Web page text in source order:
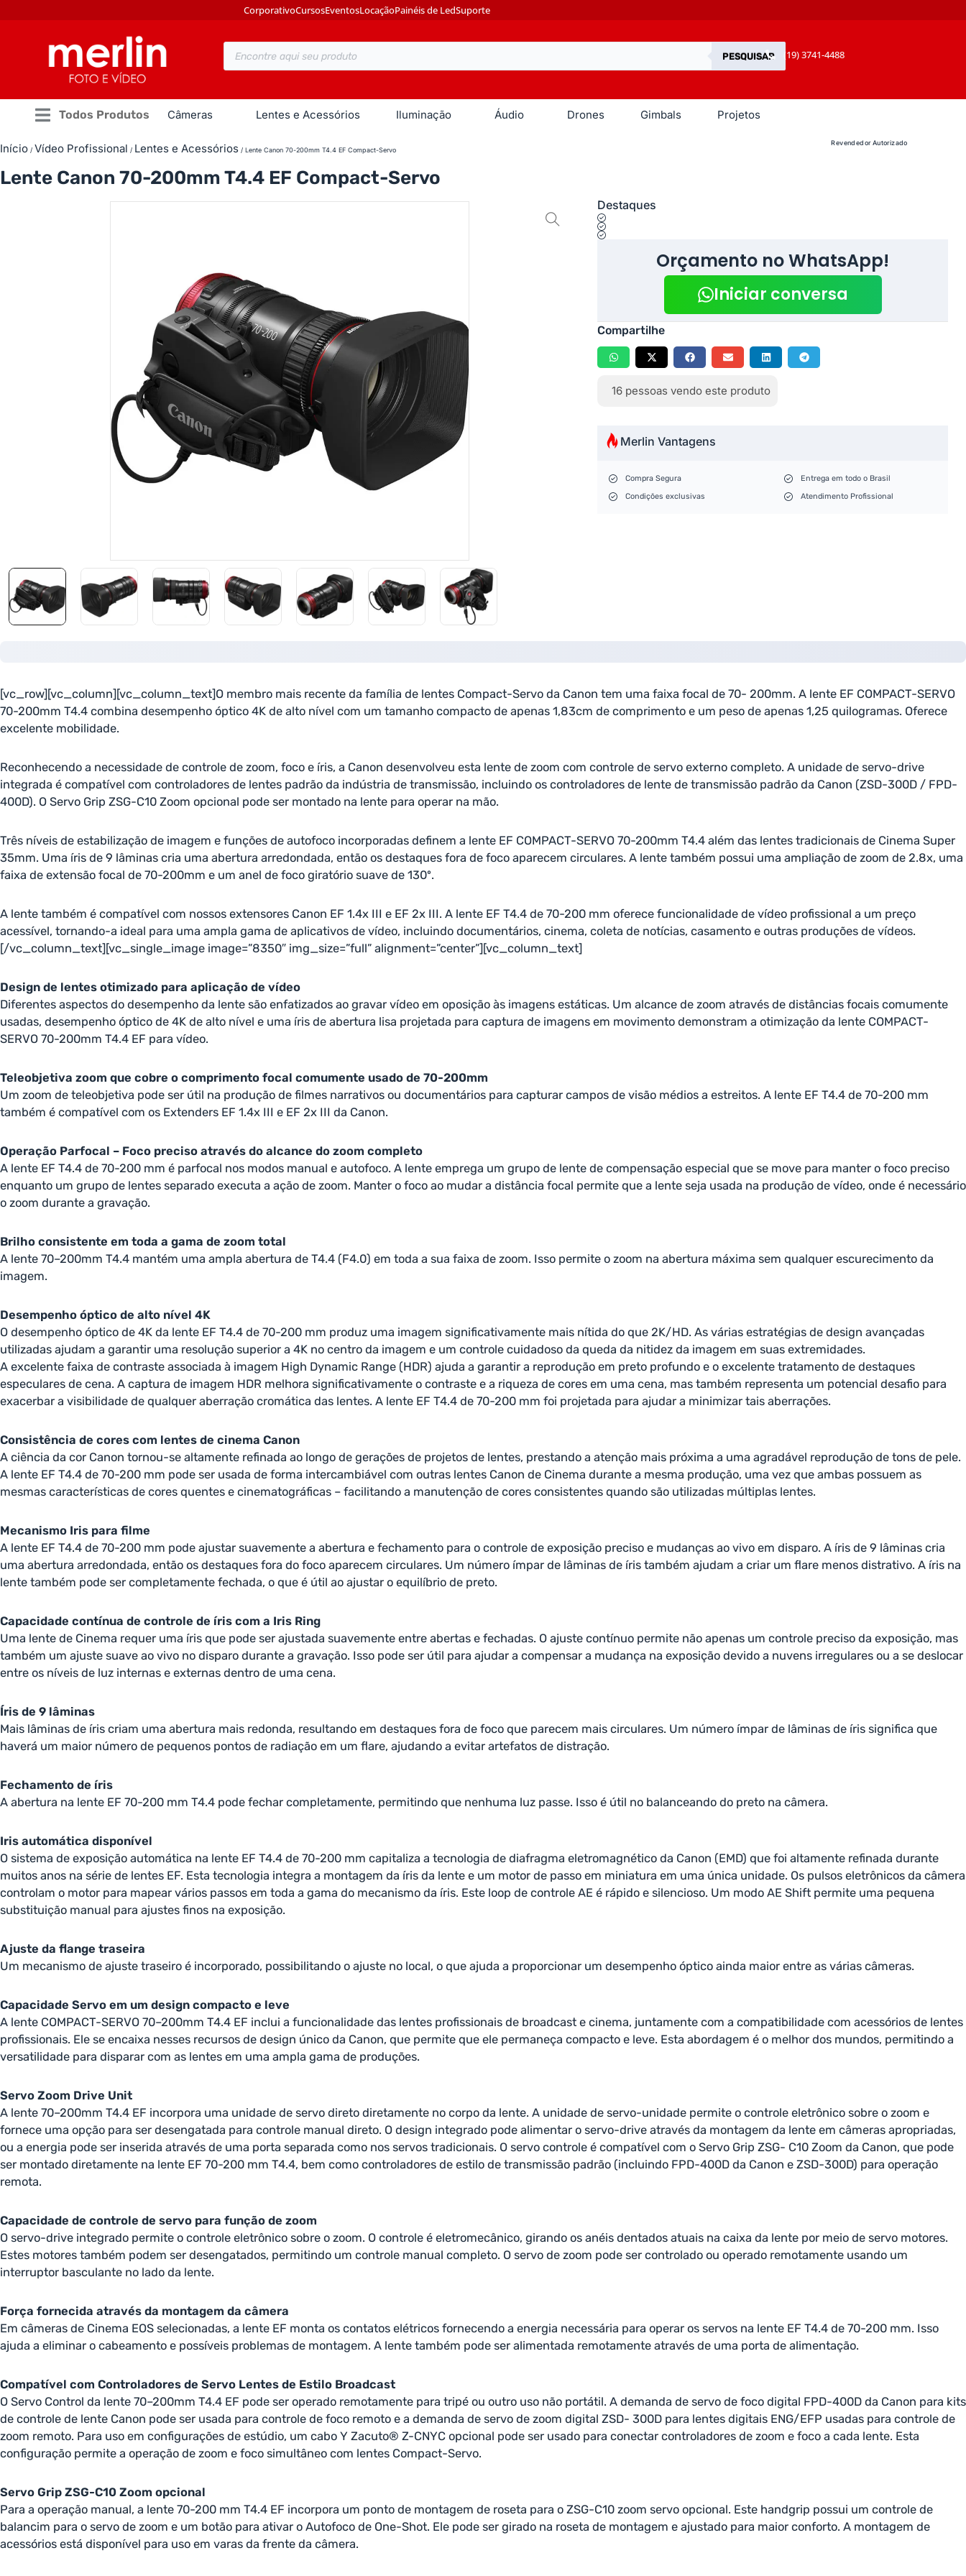
CorporativoCursosEventosLocaçãoPainéis de LedSuporte
PESQUISAR (19) 3741-4488
Todos Produtos Câmeras Lentes e Acessórios Iluminação Áudio Drones Gimbals Projetos
Início / Vídeo Profissional / Lentes e Acessórios / Lente Canon 70-200mm T4.4 EF Compact-Servo
Lente Canon 70-200mm T4.4 EF Compact-Servo
Revendedor Autorizado
Destaques
Orçamento no WhatsApp!
Iniciar conversa
Compartilhe
16 pessoas vendo este produto
Merlin Vantagens
Compra Segura
Condições exclusivas
Entrega em todo o Brasil
Atendimento Profissional
[vc_row][vc_column][vc_column_text]O membro mais recente da família de lentes Compact-Servo da Canon tem uma faixa focal de 70- 200mm. A lente EF COMPACT-SERVO
70-200mm T4.4 combina desempenho óptico 4K de alto nível com um tamanho compacto de apenas 1,83cm de comprimento e um peso de apenas 1,25 quilogramas. Oferece
excelente mobilidade.
Reconhecendo a necessidade de controle de zoom, foco e íris, a Canon desenvolveu esta lente de zoom com controle de servo externo completo. A unidade de servo-drive
integrada é compatível com controladores de lentes padrão da indústria de transmissão, incluindo os controladores de lente de transmissão padrão da Canon (ZSD-300D / FPD-
400D). O Servo Grip ZSG-C10 Zoom opcional pode ser montado na lente para operar na mão.
Três níveis de estabilização de imagem e funções de autofoco incorporadas definem a lente EF COMPACT-SERVO 70-200mm T4.4 além das lentes tradicionais de Cinema Super
35mm. Uma íris de 9 lâminas cria uma abertura arredondada, então os destaques fora de foco aparecem circulares. A lente também possui uma ampliação de zoom de 2.8x, uma
faixa de extensão focal de 70-200mm e um anel de foco giratório suave de 130º.
A lente também é compatível com nossos extensores Canon EF 1.4x III e EF 2x III. A lente EF T4.4 de 70-200 mm oferece funcionalidade de vídeo profissional a um preço
acessível, tornando-a ideal para uma ampla gama de aplicativos de vídeo, incluindo documentários, cinema, coleta de notícias, casamento e outras produções de vídeos.
[/vc_column_text][vc_single_image image=”8350″ img_size=”full” alignment=”center”][vc_column_text]
Design de lentes otimizado para aplicação de vídeo
Diferentes aspectos do desempenho da lente são enfatizados ao gravar vídeo em oposição às imagens estáticas. Um alcance de zoom através de distâncias focais comumente
usadas, desempenho óptico de 4K de alto nível e uma íris de abertura lisa projetada para captura de imagens em movimento demonstram a otimização da lente COMPACT-
SERVO 70-200mm T4.4 EF para vídeo.
Teleobjetiva zoom que cobre o comprimento focal comumente usado de 70-200mm
Um zoom de teleobjetiva pode ser útil na produção de filmes narrativos ou documentários para capturar campos de visão médios a estreitos. A lente EF T4.4 de 70-200 mm
também é compatível com os Extenders EF 1.4x III e EF 2x III da Canon.
Operação Parfocal – Foco preciso através do alcance do zoom completo
A lente EF T4.4 de 70-200 mm é parfocal nos modos manual e autofoco. A lente emprega um grupo de lente de compensação especial que se move para manter o foco preciso
enquanto um grupo de lentes separado executa a ação de zoom. Manter o foco ao mudar a distância focal permite que a lente seja usada na produção de vídeo, onde é necessário
o zoom durante a gravação.
Brilho consistente em toda a gama de zoom total
A lente 70–200mm T4.4 mantém uma ampla abertura de T4.4 (F4.0) em toda a sua faixa de zoom. Isso permite o zoom na abertura máxima sem qualquer escurecimento da
imagem.
Desempenho óptico de alto nível 4K
O desempenho óptico de 4K da lente EF T4.4 de 70-200 mm produz uma imagem significativamente mais nítida do que 2K/HD. As várias estratégias de design avançadas
utilizadas ajudam a garantir uma resolução superior a 4K no centro da imagem e um controle cuidadoso da queda da nitidez da imagem em suas extremidades.
A excelente faixa de contraste associada à imagem High Dynamic Range (HDR) ajuda a garantir a reprodução em preto profundo e o excelente tratamento de destaques
especulares de cena. A captura de imagem HDR melhora significativamente o contraste e a riqueza de cores em uma cena, mas também representa um potencial desafio para
exacerbar a visibilidade de qualquer aberração cromática das lentes. A lente EF T4.4 de 70-200 mm foi projetada para ajudar a minimizar tais aberrações.
Consistência de cores com lentes de cinema Canon
A ciência da cor Canon tornou-se altamente refinada ao longo de gerações de projetos de lentes, prestando a atenção mais próxima a uma agradável reprodução de tons de pele.
A lente EF T4.4 de 70-200 mm pode ser usada de forma intercambiável com outras lentes Canon de Cinema durante a mesma produção, uma vez que ambas possuem as
mesmas características de cores quentes e cinematográficas – facilitando a manutenção de cores consistentes quando são utilizadas múltiplas lentes.
Mecanismo Iris para filme
A lente EF T4.4 de 70-200 mm pode ajustar suavemente a abertura e fechamento para o controle de exposição preciso e mudanças ao vivo em disparo. A íris de 9 lâminas cria
uma abertura arredondada, então os destaques fora do foco aparecem circulares. Um número ímpar de lâminas de íris também ajudam a criar um flare menos distrativo. A íris na
lente também pode ser completamente fechada, o que é útil ao ajustar o equilíbrio de preto.
Capacidade contínua de controle de íris com a Iris Ring
Uma lente de Cinema requer uma íris que pode ser ajustada suavemente entre abertas e fechadas. O ajuste contínuo permite não apenas um controle preciso da exposição, mas
também um ajuste suave ao vivo no disparo durante a gravação. Isso pode ser útil para ajudar a compensar a mudança na exposição devido a nuvens irregulares ou a se deslocar
entre os níveis de luz internas e externas dentro de uma cena.
Íris de 9 lâminas
Mais lâminas de íris criam uma abertura mais redonda, resultando em destaques fora de foco que parecem mais circulares. Um número ímpar de lâminas de íris significa que
haverá um maior número de pequenos pontos de radiação em um flare, ajudando a evitar artefatos de distração.
Fechamento de íris
A abertura na lente EF 70-200 mm T4.4 pode fechar completamente, permitindo que nenhuma luz passe. Isso é útil no balanceando do preto na câmera.
Iris automática disponível
O sistema de exposição automática na lente EF T4.4 de 70-200 mm capitaliza a tecnologia de diafragma eletromagnético da Canon (EMD) que foi altamente refinada durante
muitos anos na série de lentes EF. Esta tecnologia integra a montagem da íris da lente e um motor de passo em miniatura em uma única unidade. Os pulsos eletrônicos da câmera
controlam o motor para mapear vários passos em toda a gama do mecanismo da íris. Este loop de controle AE é rápido e silencioso. Um modo AE Shift permite uma pequena
substituição manual para ajustes finos na exposição.
Ajuste da flange traseira
Um mecanismo de ajuste traseiro é incorporado, possibilitando o ajuste no local, o que ajuda a proporcionar um desempenho óptico ainda maior entre as várias câmeras.
Capacidade Servo em um design compacto e leve
A lente COMPACT-SERVO 70–200mm T4.4 EF inclui a funcionalidade das lentes profissionais de broadcast e cinema, juntamente com a compatibilidade com acessórios de lentes
profissionais. Ele se encaixa nesses recursos de design único da Canon, que permite que ele permaneça compacto e leve. Esta abordagem é o melhor dos mundos, permitindo a
versatilidade para disparar com as lentes em uma ampla gama de produções.
Servo Zoom Drive Unit
A lente 70–200mm T4.4 EF incorpora uma unidade de servo direto diretamente no corpo da lente. A unidade de servo-unidade permite o controle eletrônico sobre o zoom e
fornece uma opção para ser desengatada para controle manual direto. O design integrado pode alimentar o servo-drive através da montagem da lente em câmeras apropriadas,
ou a energia pode ser inserida através de uma porta separada como nos servos tradicionais. O servo controle é compatível com o Servo Grip ZSG- C10 Zoom da Canon, que pode
ser montado diretamente na lente EF 70-200 mm T4.4, bem como controladores de estilo de transmissão padrão (incluindo FPD-400D da Canon e ZSD-300D) para operação
remota.
Capacidade de controle de servo para função de zoom
O servo-drive integrado permite o controle eletrônico sobre o zoom. O controle é eletromecânico, girando os anéis dentados atuais na caixa da lente por meio de servo motores.
Estes motores também podem ser desengatados, permitindo um controle manual completo. O servo de zoom pode ser controlado ou operado remotamente usando um
interruptor basculante no lado da lente.
Força fornecida através da montagem da câmera
Em câmeras de Cinema EOS selecionadas, a lente EF monta os contatos elétricos fornecendo a energia necessária para operar os servos na lente EF T4.4 de 70-200 mm. Isso
ajuda a eliminar o cabeamento e possíveis problemas de montagem. A lente também pode ser alimentada remotamente através de uma porta de alimentação.
Compatível com Controladores de Servo Lentes de Estilo Broadcast
O Servo Control da lente 70–200mm T4.4 EF pode ser operado remotamente para tripé ou outro uso não portátil. A demanda de servo de foco digital FPD-400D da Canon para kits
de controle de lente Canon pode ser usada para controle de foco remoto e a demanda de servo de zoom digital ZSD- 300D para lentes digitais ENG/EFP usadas para controle de
zoom remoto. Para uso em configurações de estúdio, um cabo Y Zacuto® Z-CNYC opcional pode ser usado para conectar controladores de zoom e foco a cada lente. Esta
configuração permite a operação de zoom e foco simultâneo com lentes Compact-Servo.
Servo Grip ZSG-C10 Zoom opcional
Para a operação manual, a lente 70-200 mm T4.4 EF incorpora um ponto de montagem de roseta para o ZSG-C10 zoom servo opcional. Este handgrip possui um controle de
balancim para o servo de zoom e um botão para ativar o Autofoco de One-Shot. Ele pode ser girado na roseta de montagem e ajustado para maior conforto. A montagem de
acessórios está disponível para uso em varas da frente da câmera.